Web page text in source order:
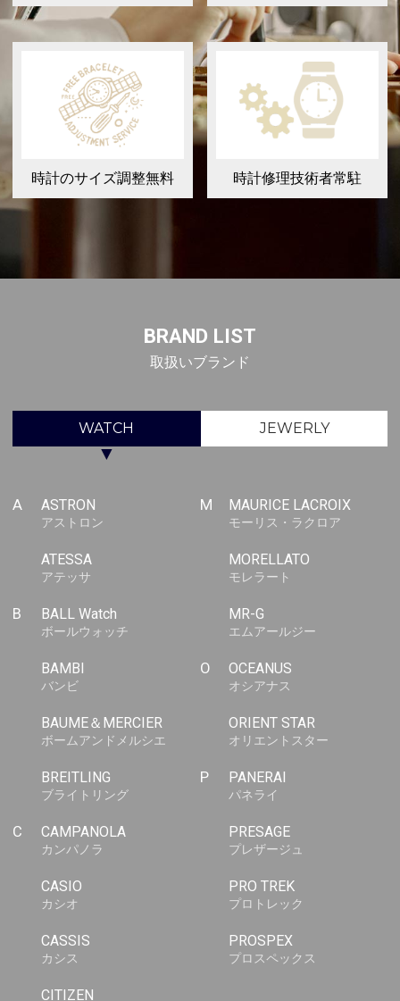
時計のサイズ調整無料 時計修理技術者常駐
BRAND LIST
取扱いブランド
WATCH JEWERLY
▼
A ASTRON
アストロン
ATESSA
アテッサ
B BALL Watch
ボールウォッチ
BAMBI
バンビ
BAUME＆MERCIER
ボームアンドメルシエ
BREITLING
ブライトリング
C CAMPANOLA
カンパノラ
CASIO
カシオ
CASSIS
カシス
CITIZEN
M MAURICE LACROIX
モーリス・ラクロア
MORELLATO
モレラート
MR-G
エムアールジー
O OCEANUS
オシアナス
ORIENT STAR
オリエントスター
P PANERAI
パネライ
PRESAGE
プレザージュ
PRO TREK
プロトレック
PROSPEX
プロスペックス